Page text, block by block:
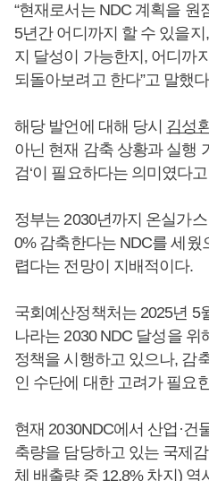
“현재로서는 NDC 계획을 원
5년간 어디까지 할 수 있을
지 달성이 가능한지, 어디까
되돌아보려고 한다”고 말했
해당 발언에 대해 당시 김성
아닌 현재 감축 상황과 실행
검‘이 필요하다는 의미였다
정부는 2030년까지 온실가
0% 감축한다는 NDC를 세웠
렵다는 전망이 지배적이다.
국회예산정책처는 2025년 5
나라는 2030 NDC 달성을
정책을 시행하고 있으나, 감
인 수단에 대한 고려가 필요
현재 2030NDC에서 산업·건
축량을 담당하고 있는 국제
체 배출량 중 12.8% 차지)